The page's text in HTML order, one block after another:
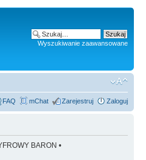
Wyszukiwanie zaawansowane
FAQ mChat Zarejestruj Zaloguj
BARON •